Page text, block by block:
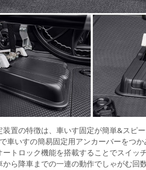
置の特徴は、車いす固定が簡単&スピ
車いすの簡易固定用アンカーバーをつ
ートロック機能を搭載することでスイッ
から降車までの一連の動作でしゃがむ回